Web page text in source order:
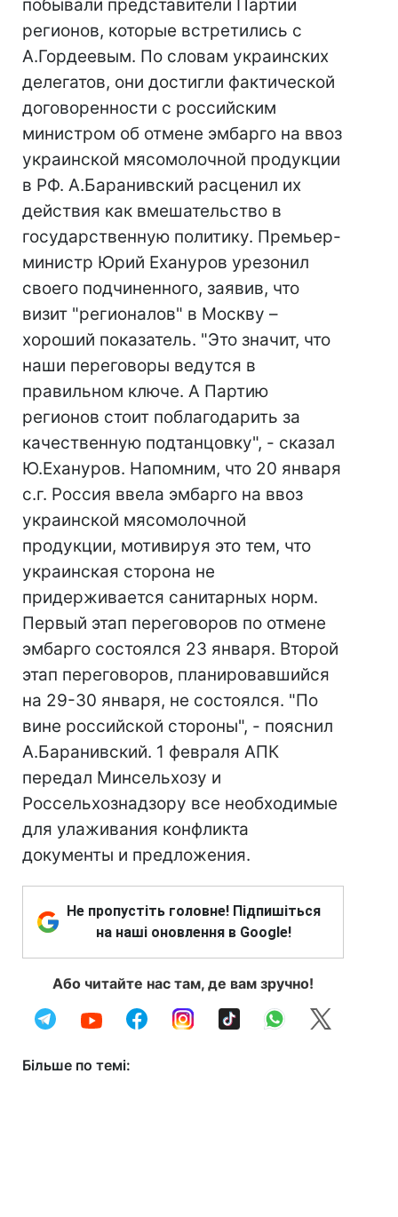
побывали представители Партии
регионов, которые встретились с
А.Гордеевым. По словам украинских
делегатов, они достигли фактической
договоренности с российским
министром об отмене эмбарго на ввоз
украинской мясомолочной продукции
в РФ. А.Баранивский расценил их
действия как вмешательство в
государственную политику. Премьер-
министр Юрий Ехануров урезонил
своего подчиненного, заявив, что
визит "регионалов" в Москву –
хороший показатель. "Это значит, что
наши переговоры ведутся в
правильном ключе. А Партию
регионов стоит поблагодарить за
качественную подтанцовку", - сказал
Ю.Ехануров. Напомним, что 20 января
с.г. Россия ввела эмбарго на ввоз
украинской мясомолочной
продукции, мотивируя это тем, что
украинская сторона не
придерживается санитарных норм.
Первый этап переговоров по отмене
эмбарго состоялся 23 января. Второй
этап переговоров, планировавшийся
на 29-30 января, не состоялся. "По
вине российской стороны", - пояснил
А.Баранивский. 1 февраля АПК
передал Минсельхозу и
Россельхознадзору все необходимые
для улаживания конфликта
документы и предложения.
Не пропустіть головне! Підпишіться
на наші оновлення в Google!
Або читайте нас там, де вам зручно!
Більше по темі: